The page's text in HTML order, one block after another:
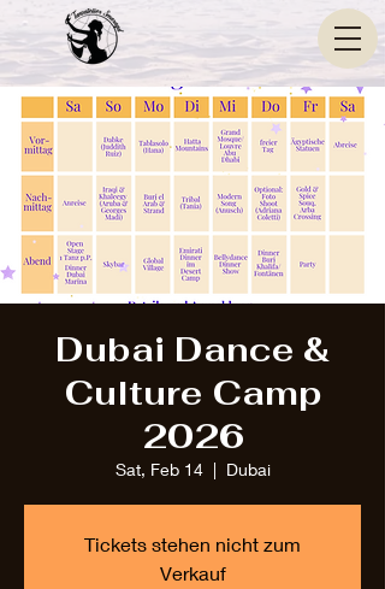
Dubai Dance &
Culture Camp
2026
Sat, Feb 14
  |
Dubai
Tickets stehen nicht zum
Verkauf